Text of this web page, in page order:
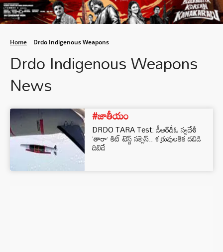
Home Drdo Indigenous Weapons
Drdo Indigenous Weapons
News
#జాతీయం
DRDO TARA Test: డీఆర్‌డీఓ స్వదేశీ
‘తారా’ కిట్ టెస్ట్ సక్సెస్.. శత్రువులకిక దబిడి
దిబిడే